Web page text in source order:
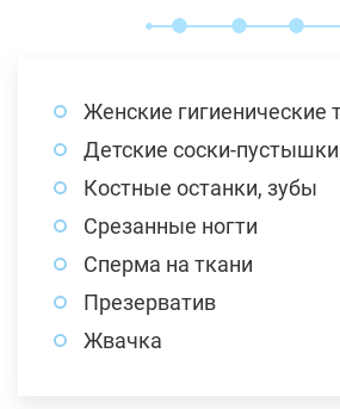
Женские гигиенические
Детские соски-пустышки
Костные останки, зубы
Срезанные ногти
Сперма на ткани
Презерватив
Жвачка